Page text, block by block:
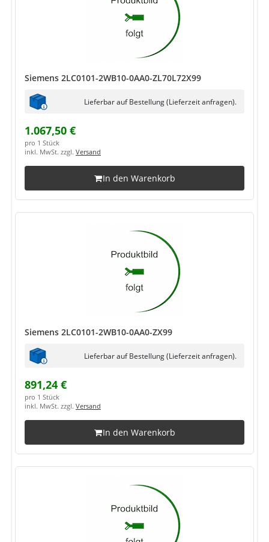
Siemens 2LC0101-2WB10-0AA0-ZL70L72X99
Lieferbar auf Bestellung (Lieferzeit anfragen).
1.067,50 €
pro 1 Stück
inkl. MwSt. zzgl. Versand
In den Warenkorb
Siemens 2LC0101-2WB10-0AA0-ZX99
Lieferbar auf Bestellung (Lieferzeit anfragen).
891,24 €
pro 1 Stück
inkl. MwSt. zzgl. Versand
In den Warenkorb